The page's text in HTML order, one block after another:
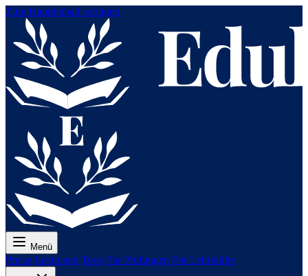
Zum Hauptinhalt springen
Menü
Preise Lektionen Tests Für Prüfungen Für Lehrkräfte